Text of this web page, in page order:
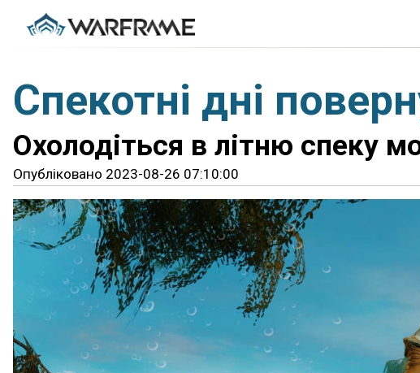
Спекотні дні
Охолодіться в літню спеку
Опубліковано 2023-08-26 07:10:00